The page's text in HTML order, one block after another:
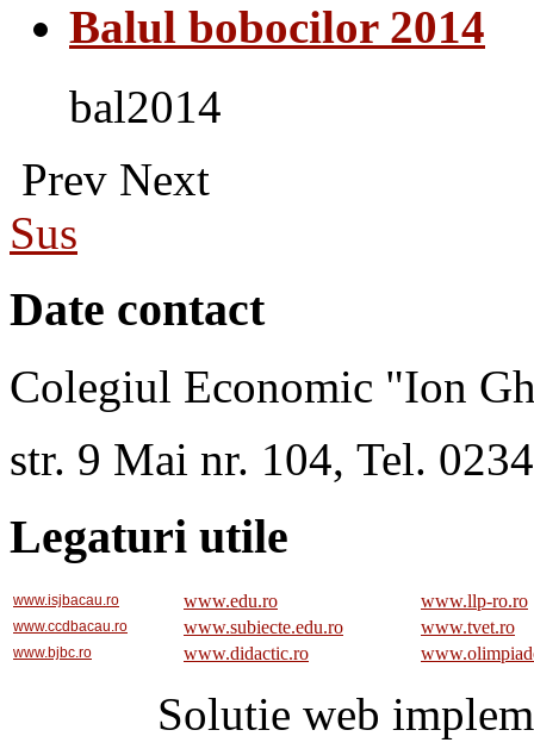
Balul bobocilor 2014
bal2014
Prev Next
Sus
Date contact
Colegiul Economic "Ion
str. 9 Mai nr. 104, Tel.
Legaturi utile
www.isjbacau.ro www.edu.ro www.llp-ro.ro
www.ccdbacau.ro www.subiecte.edu.ro www.tvet.ro
www.bjbc.ro www.didactic.ro
Solutie web